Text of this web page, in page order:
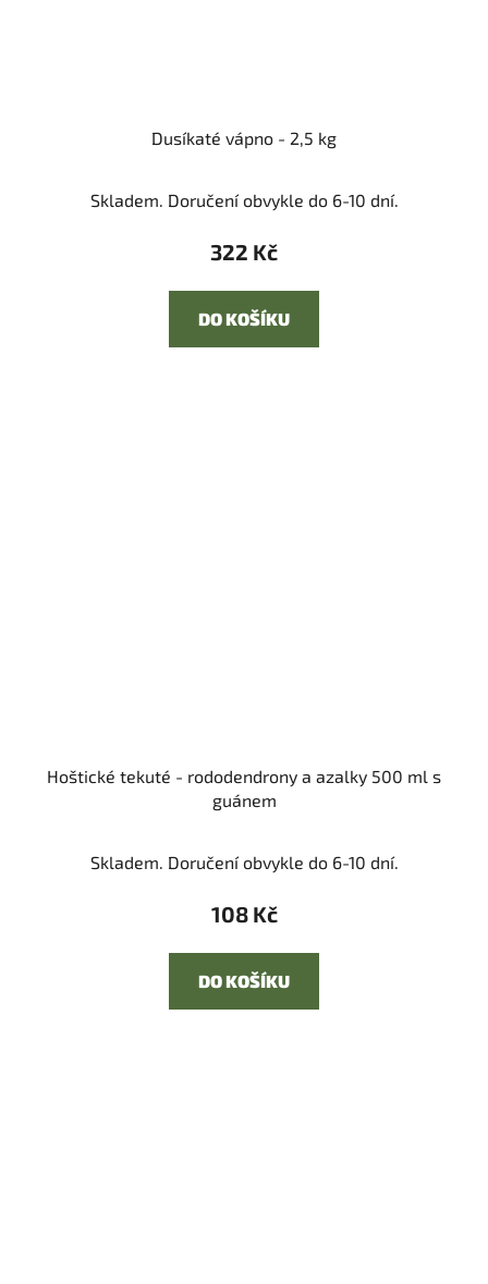
Dusíkaté vápno - 2,5 kg
Skladem. Doručení obvykle do 6-10 dní.
322 Kč
DO KOŠÍKU
Hoštické tekuté - rododendrony a azalky 500 ml s
guánem
Skladem. Doručení obvykle do 6-10 dní.
108 Kč
DO KOŠÍKU